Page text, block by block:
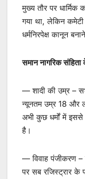
मुख्य तौर पर धार्मिक
गया था, लेकिन
धर्मनिरपेक्ष कानून
समान नागरिक
— शादी की उम्र –
न्यूनतम उम्र 18 और
अभी कुछ धर्मों में इससे
है।
— विवाह पंजीकरण –
पर सब रजिस्ट्रार के